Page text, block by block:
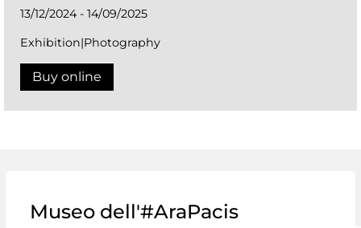
13/12/2024 - 14/09/2025
Exhibition|Photography
Buy online
Museo dell'#AraPacis